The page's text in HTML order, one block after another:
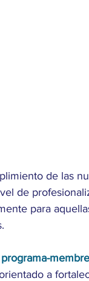
de las
de
para
programa-
a